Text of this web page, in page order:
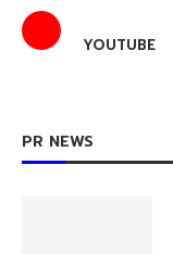
YOUTUBE
PR NEWS